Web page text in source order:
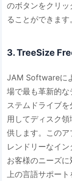
のボタンをクリ
ることができます
3. TreeSize
JAM Softwareに
場で最も革新的
ステムドライブ
用してディスク
供します。この
レンドリーなイ
お客様のニーズ
上の言語サポート